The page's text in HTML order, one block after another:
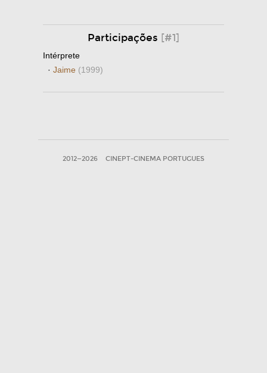
Participações [#1]
Intérprete
· Jaime (1999)
2012—2026 CINEPT-CINEMA PORTUGUES